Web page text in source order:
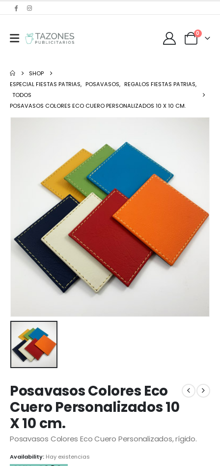
0
SHOP
ESPECIAL FIESTAS PATRIAS, POSAVASOS, REGALOS FIESTAS PATRIAS,
TODOS
POSAVASOS COLORES ECO CUERO PERSONALIZADOS 10 X 10 CM.
Posavasos Colores Eco
Cuero Personalizados 10
X 10 cm.
Posavasos Colores Eco Cuero Personalizados, rígido.
Availability: Hay existencias